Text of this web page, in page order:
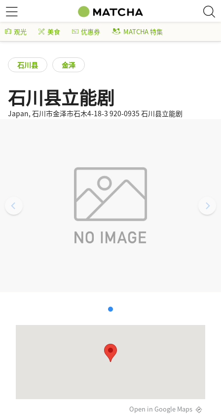
观光 美食 优惠券 MATCHA 特集
石川县 金泽
石川县立能剧
Japan, 石川市金泽市石木4-18-3 920-0935 石川县立能剧
Open in Google Maps